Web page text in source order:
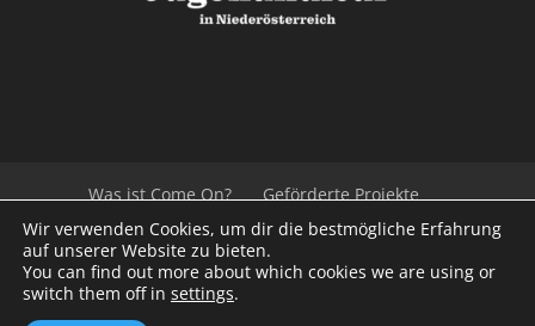
Was ist Come On?
Geförderte Projekte
Der Beirat
Impressum/Datenschutz
Links
Presse
© 2020Kulturvernetzung Niederösterreich
Wir verwenden Cookies, um dir die bestmögliche Erfahrung
auf unserer Website zu bieten.
You can find out more about which cookies we are using or
switch them off in settings.